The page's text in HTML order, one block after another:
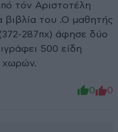
τόν Αριστοτέλη
βιβλία του .Ο μαθητής
287πχ) άφησε δύο
500 είδη
χωρών.
0 0